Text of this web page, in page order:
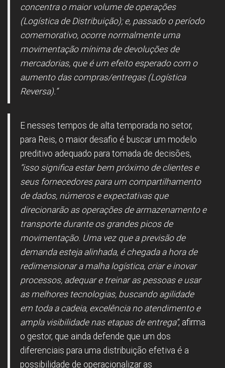
concentra o maior volume de operações
(Logística de Distribuição); e, passado o período
comemorativo, ocorre normalmente uma
movimentação mínima de devoluções de
mercadorias, que é um efeito esperado com o
aumento das compras/entregas (Logística
Reversa).”
E nesses tempos de alta temporada no setor,
para Reis, o maior desafio é buscar um modelo
preditivo adequado para tomada de decisões,
“isso significa estar bem próximo de clientes e
seus fornecedores para um compartilhamento
de dados, números e expectativas que
direcionarão as operações de armazenamento e
transporte durante os grandes picos de
movimentação. Uma vez que a previsão de
demanda esteja alinhada, é chegada a hora de
redimensionar a malha logística, criar e inovar
processos, adequar e treinar as pessoas e usar
as melhores tecnologias, buscando agilidade
em toda a cadeia, excelência no atendimento e
ampla visibilidade nas etapas de entrega”, afirma
o gestor, que ainda defende que um dos
diferenciais para uma distribuição efetiva é a
possibilidade de operacionalizar as